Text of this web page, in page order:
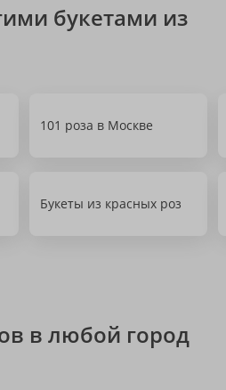
букетами из
101 роза в Москве
Букеты из красных роз
в любой город